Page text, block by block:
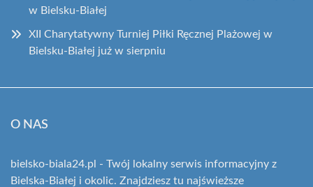
w Bielsku-Białej
XII Charytatywny Turniej Piłki Ręcznej Plażowej w
Bielsku-Białej już w sierpniu
O NAS
bielsko-biala24.pl - Twój lokalny serwis informacyjny z
Bielska-Białej i okolic. Znajdziesz tu najświeższe